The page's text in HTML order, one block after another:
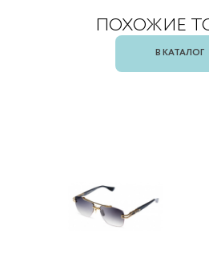
ПОХОЖИЕ
В КАТАЛОГ